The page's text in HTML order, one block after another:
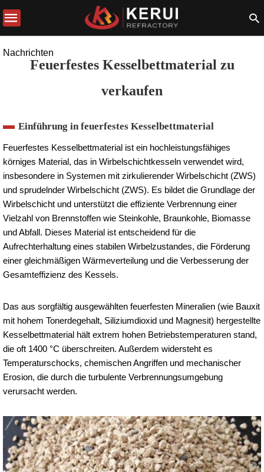
Nachrichten
Feuerfestes Kesselbettmaterial zu
verkaufen
Einführung in feuerfestes Kesselbettmaterial
Feuerfestes Kesselbettmaterial ist ein hochleistungsfähiges
körniges Material, das in Wirbelschichtkesseln verwendet wird,
insbesondere in Systemen mit zirkulierender Wirbelschicht (ZWS)
und sprudelnder Wirbelschicht (ZWS). Es bildet die Grundlage der
Wirbelschicht und unterstützt die effiziente Verbrennung einer
Vielzahl von Brennstoffen wie Steinkohle, Braunkohle, Biomasse
und Abfall. Dieses Material ist entscheidend für die
Aufrechterhaltung eines stabilen Wirbelzustandes, die Förderung
einer gleichmäßigen Wärmeverteilung und die Verbesserung der
Gesamteffizienz des Kessels.
Das aus sorgfältig ausgewählten feuerfesten Mineralien (wie Bauxit
mit hohem Tonerdegehalt, Siliziumdioxid und Magnesit) hergestellte
Kesselbettmaterial hält extrem hohen Betriebstemperaturen stand,
die oft 1400 °C überschreiten. Außerdem widersteht es
Temperaturschocks, chemischen Angriffen und mechanischer
Erosion, die durch die turbulente Verbrennungsumgebung
verursacht werden.